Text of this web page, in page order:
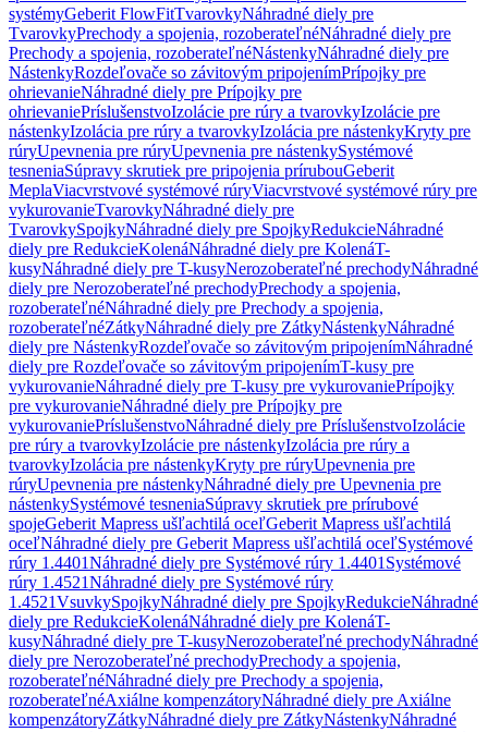
systémyGeberit FlowFitTvarovkyNáhradné diely pre
TvarovkyPrechody a spojenia, rozoberateľnéNáhradné diely pre
Prechody a spojenia, rozoberateľnéNástenkyNáhradné diely pre
NástenkyRozdeľovače so závitovým pripojenímPrípojky pre
ohrievanieNáhradné diely pre Prípojky pre
ohrievaniePríslušenstvoIzolácie pre rúry a tvarovkyIzolácie pre
nástenkyIzolácia pre rúry a tvarovkyIzolácia pre nástenkyKryty pre
rúryUpevnenia pre rúryUpevnenia pre nástenkySystémové
tesneniaSúpravy skrutiek pre pripojenia prírubouGeberit
MeplaViacvrstvové systémové rúryViacvrstvové systémové rúry pre
vykurovanieTvarovkyNáhradné diely pre
TvarovkySpojkyNáhradné diely pre SpojkyRedukcieNáhradné
diely pre RedukcieKolenáNáhradné diely pre KolenáT-
kusyNáhradné diely pre T-kusyNerozoberateľné prechodyNáhradné
diely pre Nerozoberateľné prechodyPrechody a spojenia,
rozoberateľnéNáhradné diely pre Prechody a spojenia,
rozoberateľnéZátkyNáhradné diely pre ZátkyNástenkyNáhradné
diely pre NástenkyRozdeľovače so závitovým pripojenímNáhradné
diely pre Rozdeľovače so závitovým pripojenímT-kusy pre
vykurovanieNáhradné diely pre T-kusy pre vykurovaniePrípojky
pre vykurovanieNáhradné diely pre Prípojky pre
vykurovaniePríslušenstvoNáhradné diely pre PríslušenstvoIzolácie
pre rúry a tvarovkyIzolácie pre nástenkyIzolácia pre rúry a
tvarovkyIzolácia pre nástenkyKryty pre rúryUpevnenia pre
rúryUpevnenia pre nástenkyNáhradné diely pre Upevnenia pre
nástenkySystémové tesneniaSúpravy skrutiek pre prírubové
spojeGeberit Mapress ušľachtilá oceľGeberit Mapress ušľachtilá
oceľNáhradné diely pre Geberit Mapress ušľachtilá oceľSystémové
rúry 1.4401Náhradné diely pre Systémové rúry 1.4401 Systémové
rúry 1.4521Náhradné diely pre Systémové rúry
1.4521VsuvkySpojkyNáhradné diely pre SpojkyRedukcieNáhradné
diely pre RedukcieKolenáNáhradné diely pre KolenáT-
kusyNáhradné diely pre T-kusyNerozoberateľné prechodyNáhradné
diely pre Nerozoberateľné prechodyPrechody a spojenia,
rozoberateľnéNáhradné diely pre Prechody a spojenia,
rozoberateľnéAxiálne kompenzátoryNáhradné diely pre Axiálne
kompenzátoryZátkyNáhradné diely pre ZátkyNástenkyNáhradné